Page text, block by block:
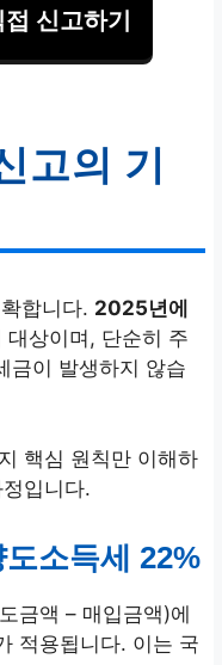
월 1일 ~ 5월 31
신고하기
고의 기
합니다. 2025년에
대상이며, 단순히 주
금이 발생하지 않습
핵심 원칙만 이해하
입니다.
소득세 22%
금액 – 매입금액)에
적용됩니다. 이는 국